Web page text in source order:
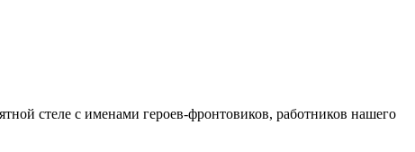
стеле с именами героев-фронтовиков, работников нашего